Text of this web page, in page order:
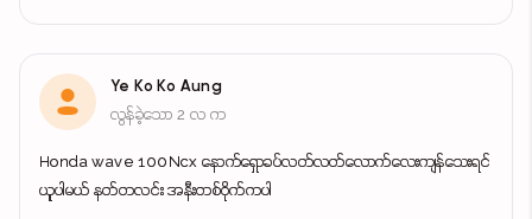
Ye Ko Ko Aung
လွန်ခဲ့သော 2 လ က
Honda wave 100Ncx နောက်ရှောခပ်လတ်လတ်လောက်လေးကျန်သေးရင်
ယူပါမယ် နတ်တလင်း အနီးတစ်ဝိုက်ကပါ